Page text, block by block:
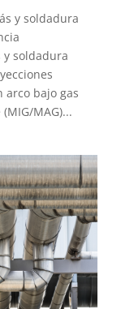
y soldadura
y soldadura
arco bajo gas
MAG)...